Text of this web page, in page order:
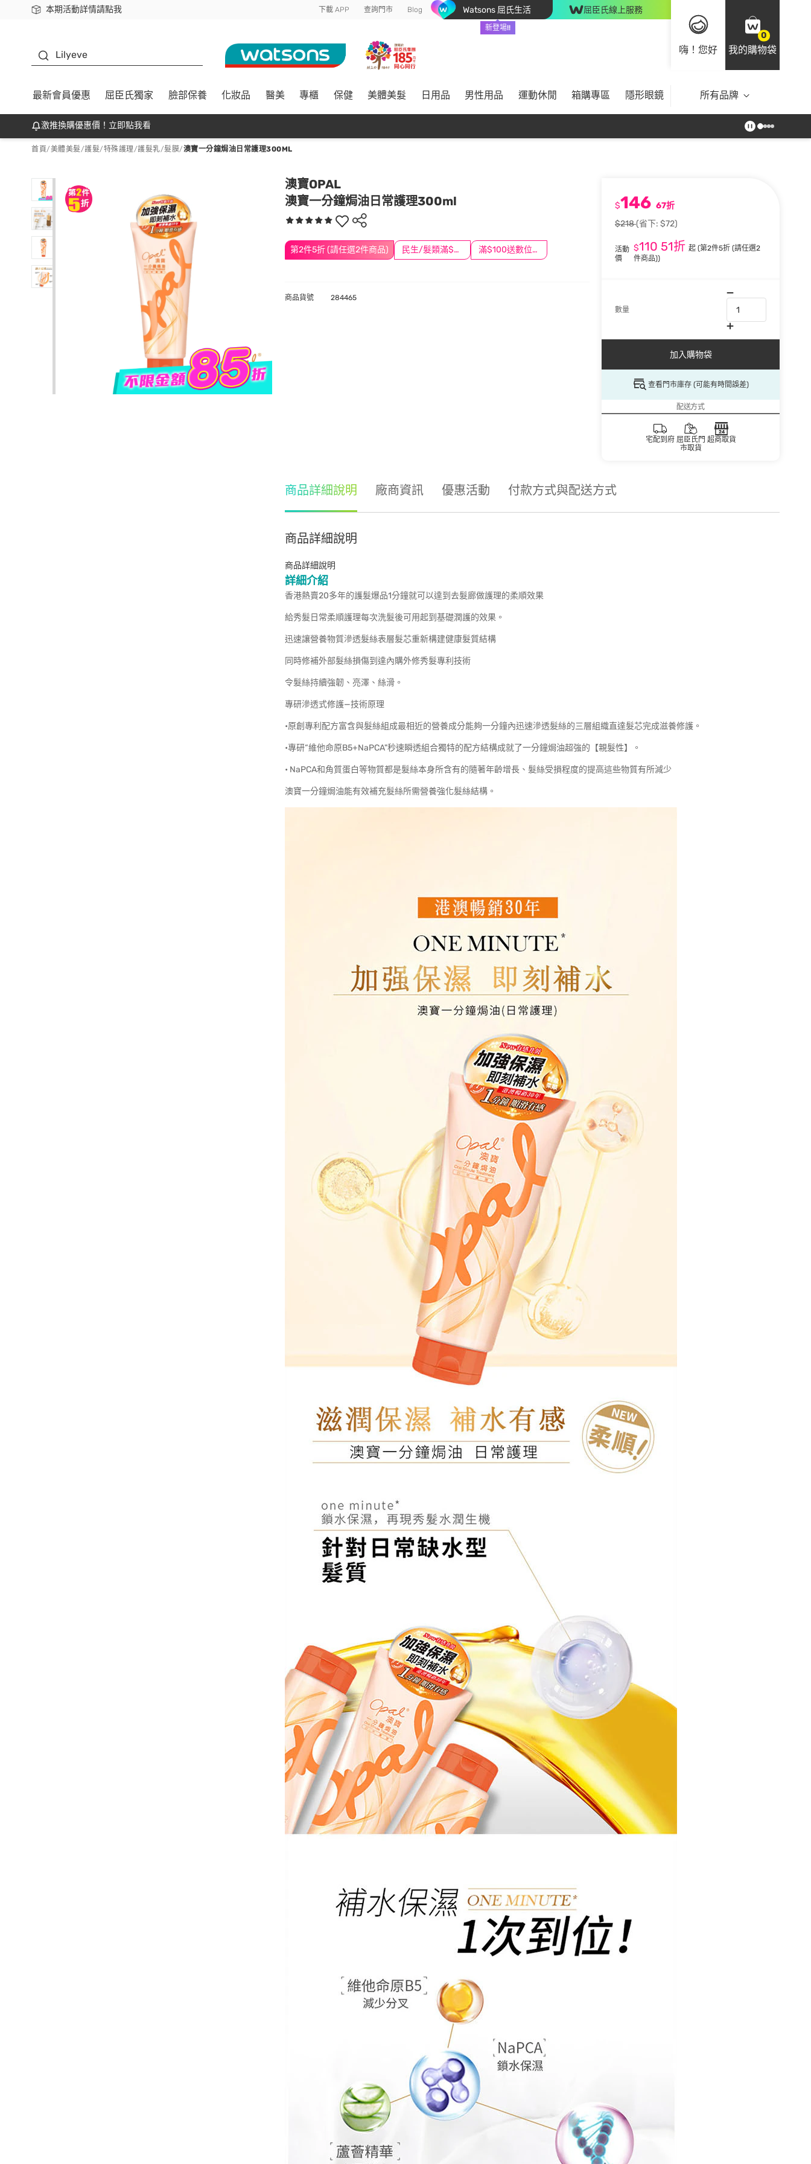
本期活動詳情請點我
下載app最高回饋$350 下載 APP 查詢門市 Blog Watsons 屈氏生活
新登場!!
屈臣氏線上服務
嗨！您好
0
我的購物袋
Lilyeve
最新會員優惠 屈臣氏獨家 臉部保養 化妝品 醫美 專櫃 保健 美體美髮 日用品 男性用品 運動休閒 箱購專區 隱形眼鏡 所有品牌
激推換購優惠價！立即點我看
首頁/美體美髮/護髮/特殊護理/護髮乳/髮膜/澳寶一分鐘焗油日常護理300ML
澳寶OPAL
澳寶一分鐘焗油日常護理300ml
第2件5折 (請任選2件商品) 民生/髮類滿$388送舒潔冰巾 滿$100送數位印花
$146 67折
$218(省下: $72)
活動
價
$110 51折起(第2件5折 (請任選2
件商品))
數量
加入購物袋
查看門市庫存 (可能有時間誤差)
配送方式
宅配到府 屈臣氏門
市取貨
超商取貨
商品貨號 284465
商品詳細說明 廠商資訊 優惠活動 付款方式與配送方式
商品詳細說明
商品詳細說明
詳細介紹
香港熱賣20多年的護髮爆品1分鐘就可以達到去髮廊做護理的柔順效果
給秀髮日常柔順護理每次洗髮後可用起到基礎潤護的效果。
迅速讓營養物質滲透髮絲表層髮芯重新構建健康髮質結構
同時修補外部髮絲損傷到達內購外修秀髮專利技術
令髮絲持續強韌、亮澤、絲滑。
專研滲透式修護—技術原理
•原創專利配方富含與髮絲組成最相近的營養成分能夠一分鐘內迅速滲透髮絲的三層組織直達髮芯完成滋養修護。
•專研“維他命原B5+NaPCA"秒速瞬透組合獨特的配方結構成就了一分鐘焗油超強的【親髮性】。
• NaPCA和角質蛋白等物質都是髮絲本身所含有的隨著年齡增長、髮絲受損程度的提高這些物質有所減少
澳寶一分鐘焗油能有效補充髮絲所需營養強化髮絲結構。